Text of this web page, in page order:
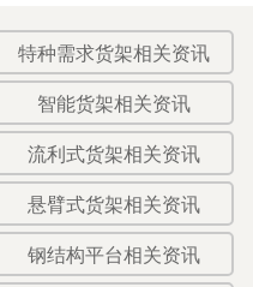
特种需求货架相关资讯
智能货架相关资讯
流利式货架相关资讯
悬臂式货架相关资讯
钢结构平台相关资讯